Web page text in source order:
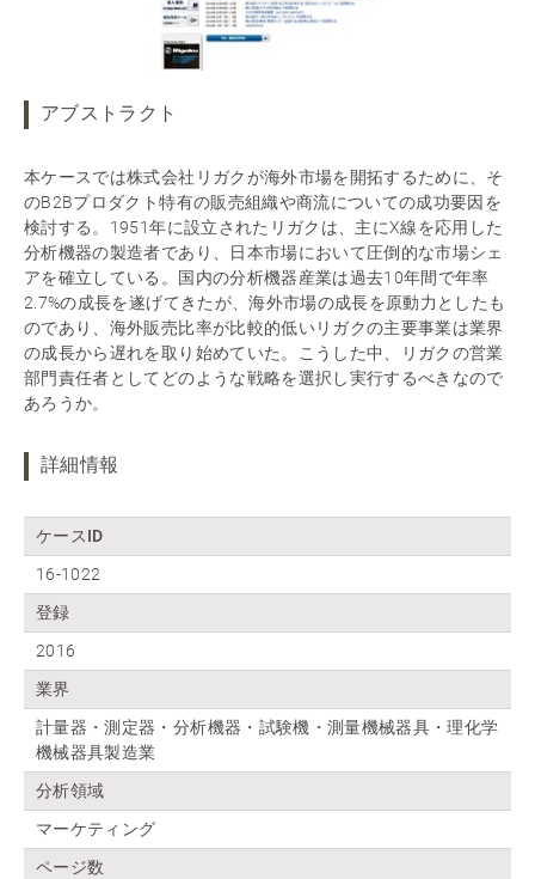
アブストラクト
本ケースでは株式会社リガクが海外市場を開拓するために、そ
のB2Bプロダクト特有の販売組織や商流についての成功要因を
検討する。1951年に設立されたリガクは、主にX線を応用した
分析機器の製造者であり、日本市場において圧倒的な市場シェ
アを確立している。国内の分析機器産業は過去10年間で年率
2.7%の成長を遂げてきたが、海外市場の成長を原動力としたも
のであり、海外販売比率が比較的低いリガクの主要事業は業界
の成長から遅れを取り始めていた。こうした中、リガクの営業
部門責任者としてどのような戦略を選択し実行するべきなので
あろうか。
詳細情報
ケースID
16-1022
登録
2016
業界
計量器・測定器・分析機器・試験機・測量機械器具・理化学
機械器具製造業
分析領域
マーケティング
ページ数